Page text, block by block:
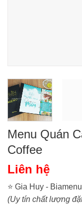
Menu Quán
Coffee
Liên hệ
⭐ Gia Huy -
(Uy tín chất lượng